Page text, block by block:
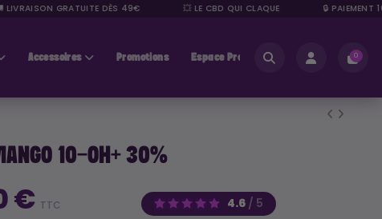
GRATUITE DÈS 49€ 💥 LE CBD QUI CLAQUE 🔒 PAIEMENT
Accessoires Promotions Espace Pros 0
10-OH+ 30%
4.6 / 5
€ TTC